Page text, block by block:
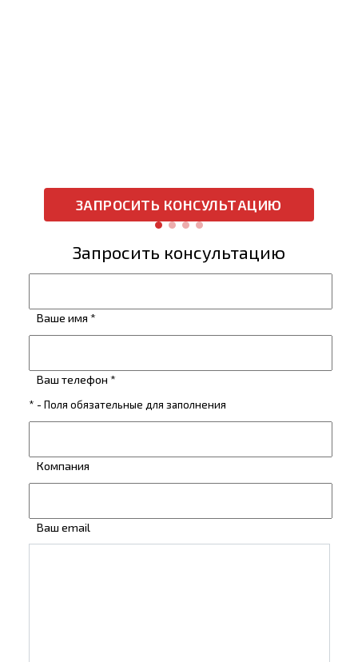
ЗАПРОСИТЬ КОНСУЛЬТАЦИЮ
Запросить консультацию
Ваше имя *
Ваш телефон *
* - Поля обязательные для заполнения
Компания
Ваш email